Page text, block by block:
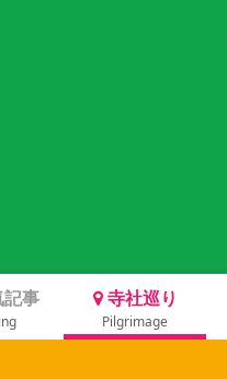
記事
寺社巡り
Pilgrimage